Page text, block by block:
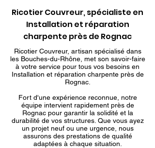
Ricotier Couvreur, spécialiste en
Installation et réparation
charpente près de Rognac
Ricotier Couvreur, artisan spécialisé dans
les Bouches-du-Rhône, met son savoir-faire
à votre service pour tous vos besoins en
Installation et réparation charpente près de
Rognac.
Fort d'une expérience reconnue, notre
équipe intervient rapidement près de
Rognac pour garantir la solidité et la
durabilité de vos structures. Que vous ayez
un projet neuf ou une urgence, nous
assurons des prestations de qualité
adaptées à chaque situation.